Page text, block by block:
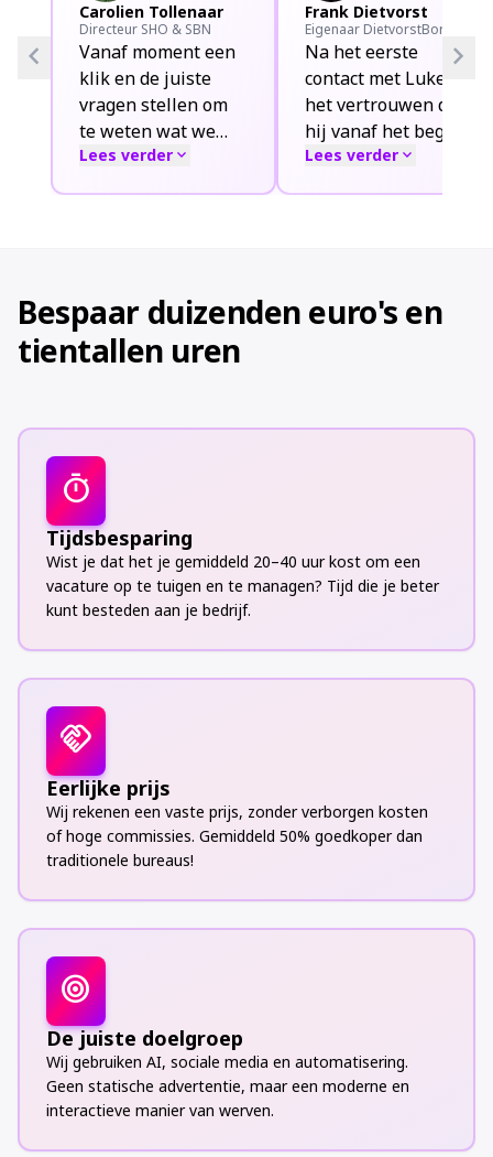
chevron_left
Carolien Tollenaar
Directeur SHO & SBN
Vanaf moment een
klik en de juiste
vragen stellen om
te weten wat we
zoeken. We hebben
Dit was voor ons de
eerste
kennismaking met
zeker niet de
aanrader voor elke
ondernemer die op
zoek is naar
medewerkers. Niet
alleen de
kandidaten waren
communicatie met
iedereen bij
Toffejob.
Lees verder expand_more
Frank Dietvorst
Eigenaar DietvorstBorman
Na het eerste
contact met Luke en
het vertrouwen dat
hij vanaf het begin
uitsprak, zijn zij
communicatie en
Een van hen gaat
een vacature, bel
Toffejob!
Lees verder expand_more
chevron_right
Bespaar duizenden euro's en
tientallen uren
timer
Tijdsbesparing
Wist je dat het je gemiddeld 20–40 uur kost om een
vacature op te tuigen en te managen? Tijd die je beter
kunt besteden aan je bedrijf.
handshake
Eerlijke prijs
Wij rekenen een vaste prijs, zonder verborgen kosten
of hoge commissies. Gemiddeld 50% goedkoper dan
traditionele bureaus!
target
De juiste doelgroep
Wij gebruiken AI, sociale media en automatisering.
Geen statische advertentie, maar een moderne en
interactieve manier van werven.